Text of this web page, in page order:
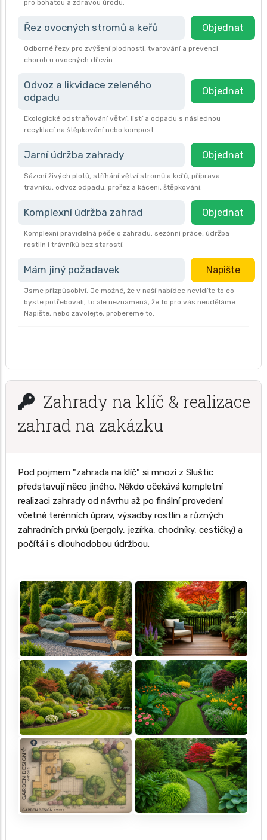
pro bohatou a zdravou úrodu.
Řez ovocných stromů a keřů Objednat
Odborné řezy pro zvýšení plodnosti, tvarování a prevenci
chorob u ovocných dřevin.
Odvoz a likvidace zeleného
odpadu
Objednat
Ekologické odstraňování větví, listí a odpadu s následnou
recyklací na štěpkování nebo kompost.
Jarní údržba zahrady Objednat
Sázení živých plotů, stříhání větví stromů a keřů, příprava
trávníku, odvoz odpadu, prořez a kácení, štěpkování.
Komplexní údržba zahrad Objednat
Komplexní pravidelná péče o zahradu: sezónní práce, údržba
rostlin i trávníků bez starostí.
Mám jiný požadavek Napište
Jsme přizpůsobiví. Je možné, že v naší nabídce nevidíte to co
byste potřebovali, to ale neznamená, že to pro vás neuděláme.
Napište, nebo zavolejte, probereme to.
Zahrady na klíč & realizace
zahrad na zakázku
Pod pojmem "zahrada na klíč" si mnozí z Sluštic
představují něco jiného. Někdo očekává kompletní
realizaci zahrady od návrhu až po finální provedení
včetně terénních úprav, výsadby rostlin a různých
zahradních prvků (pergoly, jezírka, chodníky, cestičky) a
počítá i s dlouhodobou údržbou.